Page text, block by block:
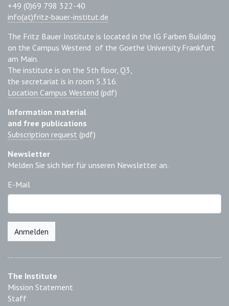
+49 (0)69 798 322-40
info(at)fritz-bauer-institut.de
The Fritz Bauer Institute is located in the IG Farben Building
on the Campus Westend of the Goethe University Frankfurt
am Main.
The institute is on the 5th floor, Q3,
the secretariat is in room 5.316.
Location Campus Westend (pdf)
Information material
and free publications
Subscription request (pdf)
Newsletter
Melden Sie sich hier für unseren Newsletter an.
E-Mail
Anmelden
The Institute
Mission Statement
Staff